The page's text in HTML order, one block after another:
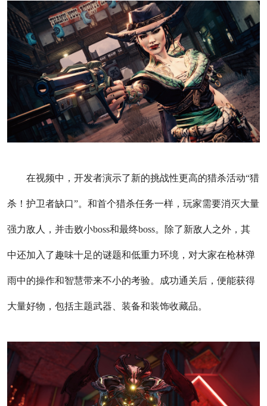
在视频中，开发者演示了新的挑战性更高的猎杀活动“猎
杀！护卫者缺口”。和首个猎杀任务一样，玩家需要消灭大量
强力敌人，并击败小boss和最终boss。除了新敌人之外，其
中还加入了趣味十足的谜题和低重力环境，对大家在枪林弹
雨中的操作和智慧带来不小的考验。成功通关后，便能获得
大量好物，包括主题武器、装备和装饰收藏品。